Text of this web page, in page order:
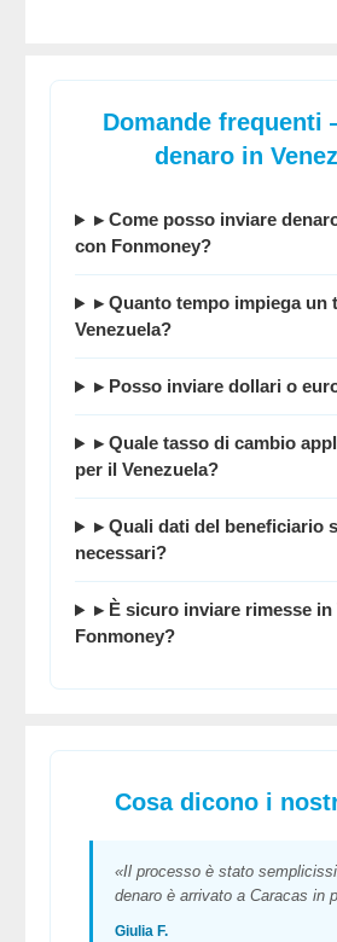
Domande
denaro in
▸ Come posso inviare
con Fonmoney?
▸ Quanto tempo impiega un
Venezuela?
▸ Posso inviare dollari o
▸ Quale tasso di cambio
per il Venezuela?
▸ Quali dati del beneficiario
necessari?
▸ È sicuro inviare rimesse in
Fonmoney?
Cosa dicono i
«Il processo è stato
denaro è arrivato a Caracas in
Giulia F.